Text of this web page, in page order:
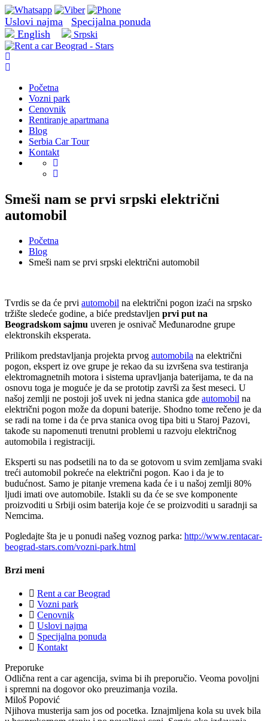
Uslovi najma
Specijalna ponuda
English
Srpski
Početna
Vozni park
Cenovnik
Rentiranje apartmana
Blog
Serbia Car Tour
Kontakt
Smeši nam se prvi srpski električni
automobil
Početna
Blog
Smeši nam se prvi srpski električni automobil
Tvrdis se da će prvi automobil na električni pogon izaći na srpsko
tržište sledeće godine, a biće predstavljen prvi put na
Beogradskom sajmu uveren je osnivač Međunarodne grupe
elektronskih eksperata.
Prilikom predstavljanja projekta prvog automobila na električni
pogon, ekspert iz ove grupe je rekao da su izvršena sva testiranja
elektromagnetnih motora i sistema upravljanja baterijama, te da na
osnovu toga je moguće je da se prototip završi za šest meseci. U
našoj zemlji ne postoji još uvek ni jedna stanica gde automobil na
električni pogon može da dopuni baterije. Shodno tome rečeno je da
se radi na tome i da će prva stanica ovog tipa biti u Staroj Pazovi,
takođe su napomenuti trenutni problemi u razvoju električnog
automobila i registraciji.
Eksperti su nas podsetili na to da se gotovom u svim zemljama svaki
treći automobil pokreće na električni pogon. Kao i da je to
budućnost. Samo je pitanje vremena kada će i u našoj zemlji 80%
ljudi imati ove automobile. Istakli su da će se sve komponente
proizvoditi u Srbiji osim baterija koje će se proizvoditi u saradnji sa
Nemcima.
Pogledajte šta je u ponudi našeg voznog parka: http://www.rentacar-
beograd-stars.com/vozni-park.html
Brzi meni
Rent a car Beograd
Vozni park
Cenovnik
Uslovi najma
Specijalna ponuda
Kontakt
Preporuke
Odlična rent a car agencija, svima bi ih preporučio. Veoma povoljni
i spremni na dogovor oko preuzimanja vozila.
Miloš Popović
Njihova musterija sam jos od pocetka. Iznajmljena kola su uvek bila